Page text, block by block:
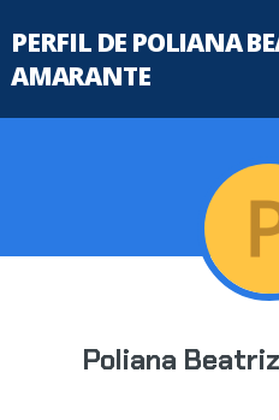
PERFIL DE POLIANA
AMARANTE
Poliana